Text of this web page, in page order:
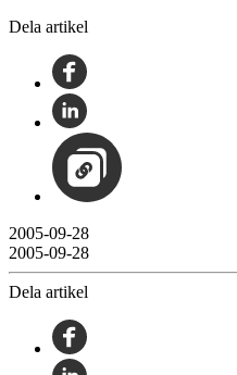
Dela artikel
2005-09-28
2005-09-28
Dela artikel